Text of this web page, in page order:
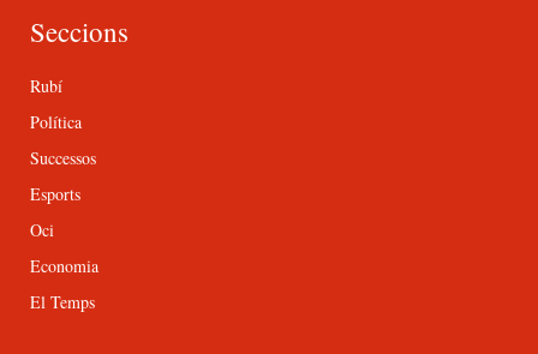
Seccions
Rubí
Política
Successos
Esports
Oci
Economia
El Temps